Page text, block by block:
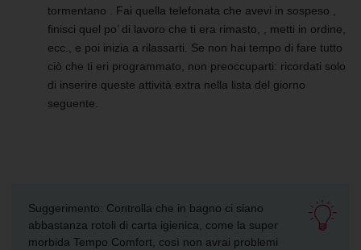
tormentano . Fai quella telefonata che avevi in sospeso ,
finisci quel po’ di lavoro che ti era rimasto, , metti in ordine,
ecc., e poi inizia a rilassarti. Se non hai tempo di fare tutto
ciò che ti eri programmato, non preoccuparti: ricordati solo
di inserire queste attività extra nella lista del giorno
seguente.
Suggerimento: Controlla che in bagno ci siano
abbastanza rotoli di carta igienica, come la super
morbida Tempo Comfort, così non avrai problemi